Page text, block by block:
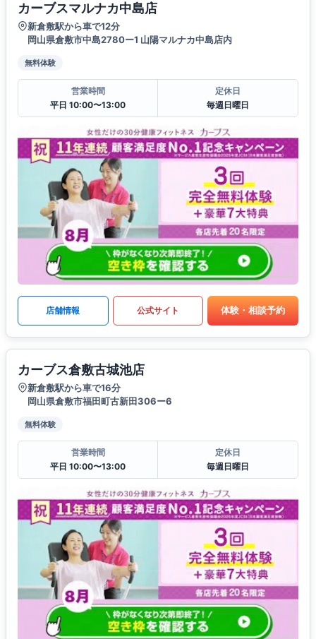
カーブスマルナカ中島店
新倉敷駅から車で12分
岡山県倉敷市中島2780ー1 山陽マルナカ中島店内
無料体験
営業時間
平日 10:00〜13:00
定休日
毎週日曜日
店舗情報 公式サイト 体験・相談予約
カーブス倉敷古城池店
新倉敷駅から車で16分
岡山県倉敷市福田町古新田306ー6
無料体験
営業時間
平日 10:00〜13:00
定休日
毎週日曜日